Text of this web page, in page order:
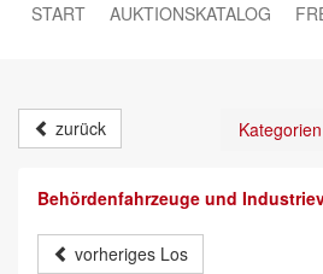
START AUKTIONSKATALOG
zurück Kategorien
Behördenfahrzeuge und
vorheriges Los